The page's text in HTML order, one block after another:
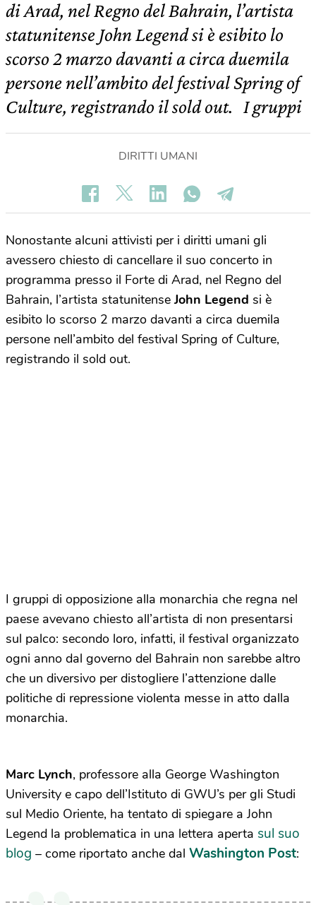
di Arad, nel Regno del Bahrain, l’artista
statunitense John Legend si è esibito lo
scorso 2 marzo davanti a circa duemila
persone nell’ambito del festival Spring of
Culture, registrando il sold out. I gruppi
DIRITTI UMANI
Nonostante alcuni attivisti per i diritti umani gli
avessero chiesto di cancellare il suo concerto in
programma presso il Forte di Arad, nel Regno del
Bahrain, l’artista statunitenseJohn Legend si è
esibito lo scorso 2 marzo davanti a circa duemila
persone nell’ambito del festival Spring of Culture,
registrando il sold out.
I gruppi di opposizione alla monarchia che regna nel
paese avevano chiesto all’artista di non presentarsi
sul palco: secondo loro, infatti, il festival organizzato
ogni anno dal governo del Bahrain non sarebbe altro
che un diversivo per distogliere l’attenzione dalle
politiche di repressione violenta messe in atto dalla
monarchia.
Marc Lynch, professore alla George Washington
University e capo dell’Istituto di GWU’s per gli Studi
sul Medio Oriente, ha tentato di spiegare a John
Legend la problematica in una lettera aperta sul suo
blog – come riportato anche dal Washington Post: